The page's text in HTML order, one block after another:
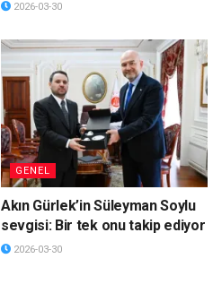
2026-03-30
GENEL
Akın Gürlek’in Süleyman Soylu
sevgisi: Bir tek onu takip ediyor
2026-03-30